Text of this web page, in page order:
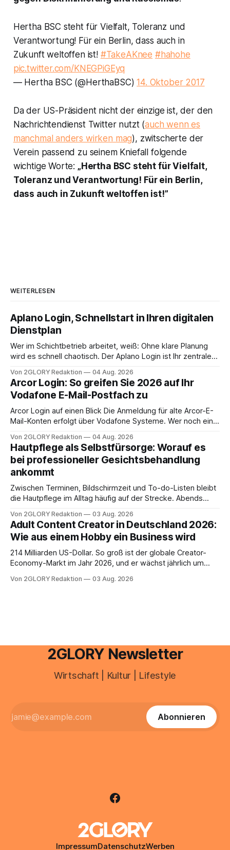
Hertha BSC steht für Vielfalt, Toleranz und
Verantwortung! Für ein Berlin, dass auch in
Zukunft weltoffen ist! #TakeAKnee #hahohe
pic.twitter.com/KNEGPiGEyq
— Hertha BSC (@HerthaBSC)14. Oktober 2017
Da der US-Präsident nicht der einzige ist, der den
Nachrichtendienst Twitter nutzt (auch wenn es
manchmal anders wirken mag), zwitscherte der
Verein passend zu seinem Kniefall folgende
wichtige Worte: „Hertha BSC steht für Vielfalt,
Toleranz und Verantwortung! Für ein Berlin,
dass auch in Zukunft weltoffen ist!”
WEITERLESEN
Aplano Login, Schnellstart in Ihren digitalen
Dienstplan
Wer im Schichtbetrieb arbeitet, weiß: Ohne klare Planung
wird es schnell chaotisch. Der Aplano Login ist Ihr zentraler
abwesenheiten und die gesamte kommunikation rund um
Ihr personal digital zu organisieren. In diesem Leitfaden
erfahren Sie alles, was Sie für einen reibungslosen Einstieg
brauchen, von der Registrierung
Von 2GLORY Redaktion 04 Aug. 2026
Arcor Login: So greifen Sie 2026 auf Ihr
Vodafone E-Mail-Postfach zu
Arcor Login auf einen Blick Die Anmeldung für alte Arcor-E-
Mail-Konten erfolgt über Vodafone Systeme. Wer noch eine
besitzt, loggt sich heute über das Vodafone E-Mail & Cloud
Portal ein. Der klassische Arcor Login über mail.
Von 2GLORY Redaktion 04 Aug. 2026
Hautpflege als Selbstfürsorge: Worauf es
bei professioneller Gesichtsbehandlung
ankommt
Zwischen Terminen, Bildschirmzeit und To-do-Listen bleibt
die Hautpflege im Alltag häufig auf der Strecke. Abends
Drogerie – mehr ist zeitlich oft nicht drin. Dabei reagiert die
Haut empfindlich auf Stress, Schlafmangel und
Umwelteinflüsse: Sie wirkt müde, spannt oder neigt zu
Unreinheiten. Professionelle
Von 2GLORY Redaktion 03 Aug. 2026
Adult Content Creator in Deutschland 2026:
Wie aus einem Hobby ein Business wird
214 Milliarden US-Dollar. So groß ist der globale Creator-
Economy-Markt im Jahr 2026, und er wächst jährlich um
ist längst ein ernstzunehmender Wirtschaftszweig. Weltweit
Von 2GLORY Redaktion 03 Aug. 2026
2GLORY Newsletter
Wirtschaft | Kultur | Lifestyle
Abonnieren
ImpressumDatenschutzWerben